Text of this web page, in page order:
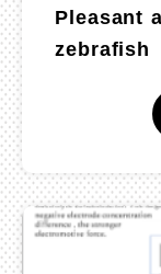
Pleasant
zebrafish